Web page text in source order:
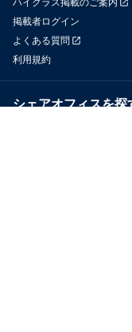
掲載者ログイン
よくある質問
利用規約
シェアオフィスを探